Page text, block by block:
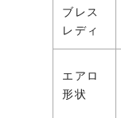
ブレス
レディ
エアロ
形状